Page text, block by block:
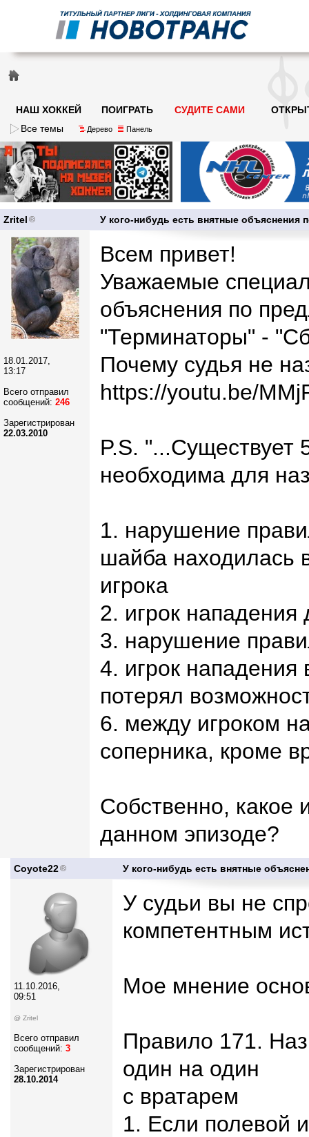
НАШ ХОККЕЙ ПОИГРАТЬ СУДИТЕ САМИ
Все темы
Дерево Панель
Zritel У кого-нибудь есть внятные объяснения
18.01.2017,
13:17
Всего отправил
сообщений: 246
Зарегистрирован
22.03.2010
Всем привет!
Уважаемые
объяснения по
"Терминаторы" -
Почему судья не
https://youtu.be/
P.S. "...Существует
необходима для
1. нарушение
шайба находилась
игрока
2. игрок
3. нарушение
4. игрок нападения
потерял
6. между игроком
соперника, кроме
Собственно, какое
данном эпизоде?
Coyote22 У кого-нибудь есть внятные
11.10.2016,
09:51
@ Zritel
Всего отправил
сообщений: 3
Зарегистрирован
28.10.2014
У судьи вы не
компетентным
Мое мнение
Правило 171.
один на один
с вратарем
1. Если полевой